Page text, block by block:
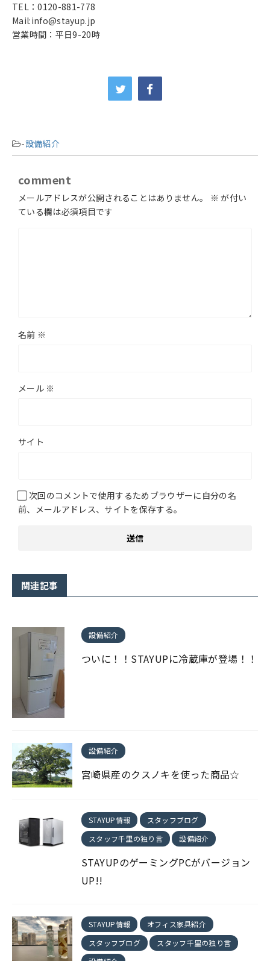
TEL：0120-881-778
Mail:info@stayup.jp
営業時間：平日9-20時
-設備紹介
comment
メールアドレスが公開されることはありません。 ※ が付い
ている欄は必須項目です
名前 ※
メール ※
サイト
次回のコメントで使用するためブラウザーに自分の名
前、メールアドレス、サイトを保存する。
関連記事
設備紹介
ついに！！STAYUPに冷蔵庫が登場！！
設備紹介
宮崎県産のクスノキを使った商品☆
STAYUP情報
スタッフブログ
スタッフ千里の独り言
設備紹介
STAYUPのゲーミングPCがバージョン
UP!!
STAYUP情報
オフィス家具紹介
スタッフブログ
スタッフ千里の独り言